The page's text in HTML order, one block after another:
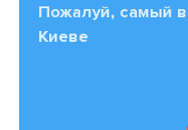
Пожалуй, самый
Киеве